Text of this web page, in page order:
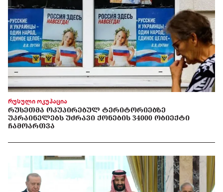
რუსული ოკუპაცია
ᲠᲣᲡᲔᲗᲛᲐ ᲝᲙᲣᲞᲘᲠᲔᲑᲣᲚ ᲢᲔᲠᲘᲢᲝᲠᲘᲔᲑᲖᲔ
ᲣᲙᲠᲐᲘᲜᲔᲚᲔᲑᲡ ᲣᲫᲠᲐᲕᲘ ᲥᲝᲜᲔᲑᲘᲡ 34000 ᲝᲑᲘᲔᲥᲢᲘ
ᲩᲐᲛᲝᲐᲠᲗᲕᲐ